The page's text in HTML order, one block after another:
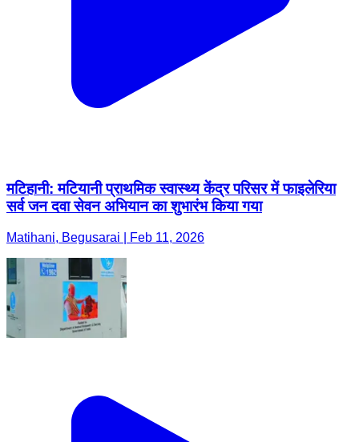
मटिहानी: मटियानी प्राथमिक स्वास्थ्य केंद्र परिसर में फाइलेरिया
सर्व जन दवा सेवन अभियान का शुभारंभ किया गया
Matihani, Begusarai | Feb 11, 2026